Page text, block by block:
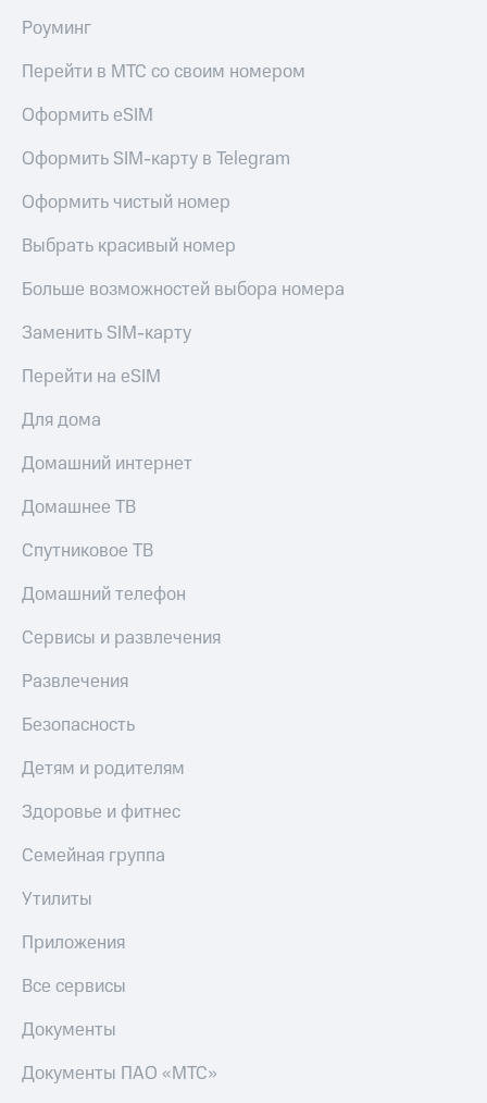
Роуминг
Перейти в МТС со своим номером
Оформить eSIM
Оформить SIM-карту в Telegram
Оформить чистый номер
Выбрать красивый номер
Больше возможностей выбора номера
Заменить SIM-карту
Перейти на eSIM
Для дома
Домашний интернет
Домашнее ТВ
Спутниковое ТВ
Домашний телефон
Сервисы и развлечения
Развлечения
Безопасность
Детям и родителям
Здоровье и фитнес
Семейная группа
Утилиты
Приложения
Все сервисы
Документы
Документы ПАО «МТС»